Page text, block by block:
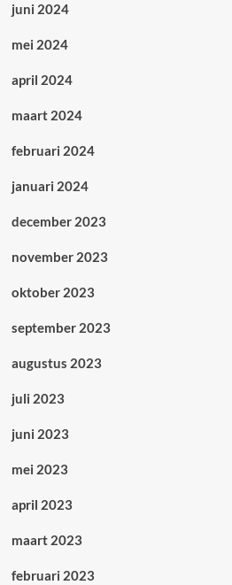
juni 2024
mei 2024
april 2024
maart 2024
februari 2024
januari 2024
december 2023
november 2023
oktober 2023
september 2023
augustus 2023
juli 2023
juni 2023
mei 2023
april 2023
maart 2023
februari 2023